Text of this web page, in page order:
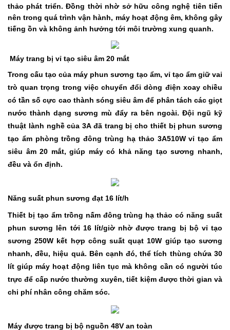
thảo phát triển. Đồng thời nhờ sở hữu công nghệ tiên tiến
nên trong quá trình vận hành, máy hoạt động êm, không gây
tiếng ồn và không ảnh hưởng tới môi trường xung quanh.
Máy trang bị vỉ tạo siêu âm 20 mắt
Trong cấu tạo của máy phun sương tạo ẩm, vỉ tạo ẩm giữ vai
trò quan trọng trong việc chuyển đổi dòng điện xoay chiều
có tần số cực cao thành sóng siêu âm để phân tách các giọt
nước thành dạng sương mù đẩy ra bên ngoài. Đội ngũ kỹ
thuật lành nghề của 3A đã trang bị cho thiết bị phun sương
tạo ẩm phòng trồng đông trùng hạ thảo 3A510W vỉ tạo ẩm
siêu âm 20 mắt, giúp máy có khả năng tạo sương nhanh,
đều và ổn định.
Năng suất phun sương đạt 16 lít/h
Thiết bị tạo ẩm trồng nấm đông trùng hạ thảo có năng suất
phun sương lên tới 16 lít/giờ nhờ được trang bị bộ vỉ tạo
sương 250W kết hợp công suất quạt 10W giúp tạo sương
nhanh, đều, hiệu quả. Bên cạnh đó, thể tích thùng chứa 30
lít giúp máy hoạt động liên tục mà không cần có người túc
trực để cấp nước thường xuyên, tiết kiệm được thời gian và
chi phí nhân công chăm sóc.
Máy được trang bị bộ nguồn 48V an toàn